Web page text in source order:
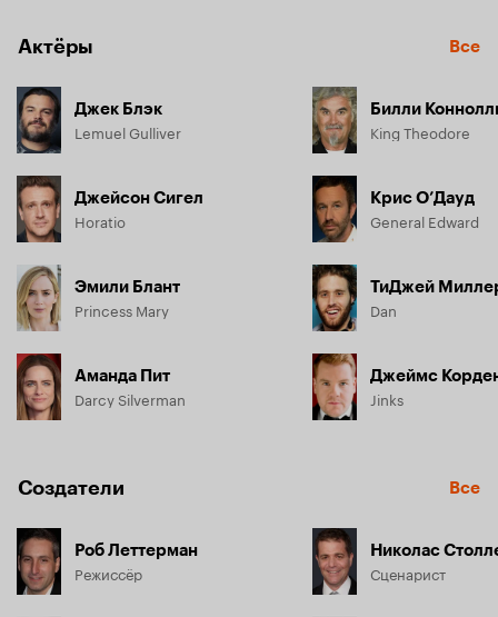
Актёры Все
Джек Блэк
Lemuel Gulliver
Джейсон Сигел
Horatio
Эмили Блант
Princess Mary
Аманда Пит
Darcy Silverman
Билли
King Theodore
Крис О’Дауд
General Edward
ТиДжей
Dan
Джеймс
Jinks
Создатели Все
Роб Леттерман
Режиссёр
Николас
Сценарист